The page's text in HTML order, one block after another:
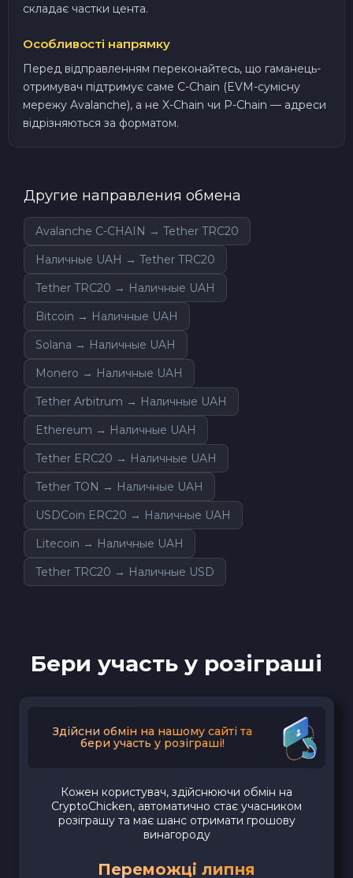
складає частки цента.
Особливості напрямку
Перед відправленням переконайтесь, що гаманець-
отримувач підтримує саме C-Chain (EVM-сумісну
мережу Avalanche), а не X-Chain чи P-Chain — адреси
відрізняються за форматом.
Другие направления обмена
Avalanche C-CHAIN → Tether TRC20
Наличные UAH → Tether TRC20
Tether TRC20 → Наличные UAH
Bitcoin → Наличные UAH
Solana → Наличные UAH
Monero → Наличные UAH
Tether Arbitrum → Наличные UAH
Ethereum → Наличные UAH
Tether ERC20 → Наличные UAH
Tether TON → Наличные UAH
USDCoin ERC20 → Наличные UAH
Litecoin → Наличные UAH
Tether TRC20 → Наличные USD
Бери участь у розіграші
Здійсни обмін на нашому сайті та
бери участь у розіграші!
Кожен користувач, здійснюючи обмін на
CryptoChicken, автоматично стає учасником
розіграшу та має шанс отримати грошову
винагороду
Переможці липня